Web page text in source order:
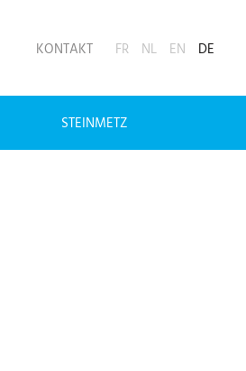
KONTAKT
STEINMETZ
FR NL EN DE